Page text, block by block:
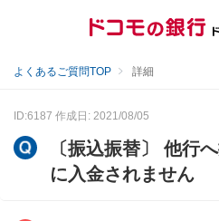
よくあるご質問TOP 詳細
ID:6187 作成日: 2021/08/05
〔振込振替〕 他行
に入金されません